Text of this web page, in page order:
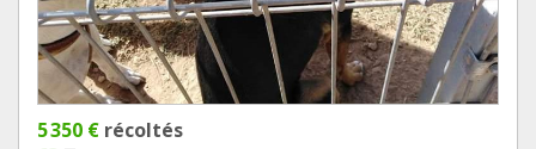
5 350 € récoltés